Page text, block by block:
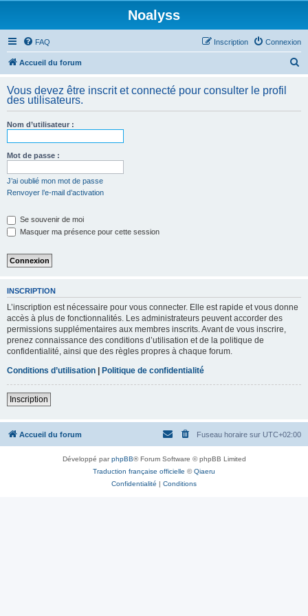
Noalyss
FAQ Connexion
Inscription
Accueil du forum
h
Vous devez être inscrit et connecté pour consulter le profil
des utilisateurs.
Nom d’utilisateur :
Mot de passe :
J’ai oublié mon mot de passe
Renvoyer l’e-mail d’activation
Se souvenir de moi
Masquer ma présence pour cette session
INSCRIPTION
L’inscription est nécessaire pour vous connecter. Elle est rapide et vous donne
accès à plus de fonctionnalités. Les administrateurs peuvent accorder des
permissions supplémentaires aux membres inscrits. Avant de vous inscrire,
prenez connaissance des conditions d’utilisation et de la politique de
confidentialité, ainsi que des règles propres à chaque forum.
Conditions d’utilisation | Politique de confidentialité
Inscription
Accueil du forum Fuseau horaire sur UTC+02:00
Développé parphpBB® Forum Software © phpBB Limited
Traduction française officielle ©Qiaeru
Confidentialité | Conditions